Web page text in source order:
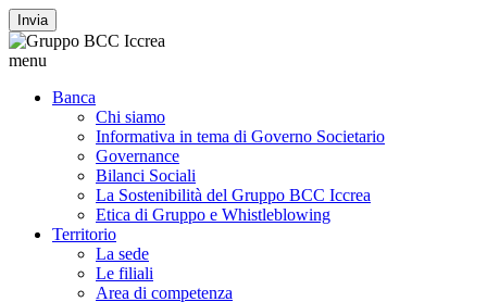
Invia
menu
Banca
Chi siamo
Informativa in tema di Governo Societario
Governance
Bilanci Sociali
La Sostenibilità del Gruppo BCC Iccrea
Etica di Gruppo e Whistleblowing
Territorio
La sede
Le filiali
Area di competenza